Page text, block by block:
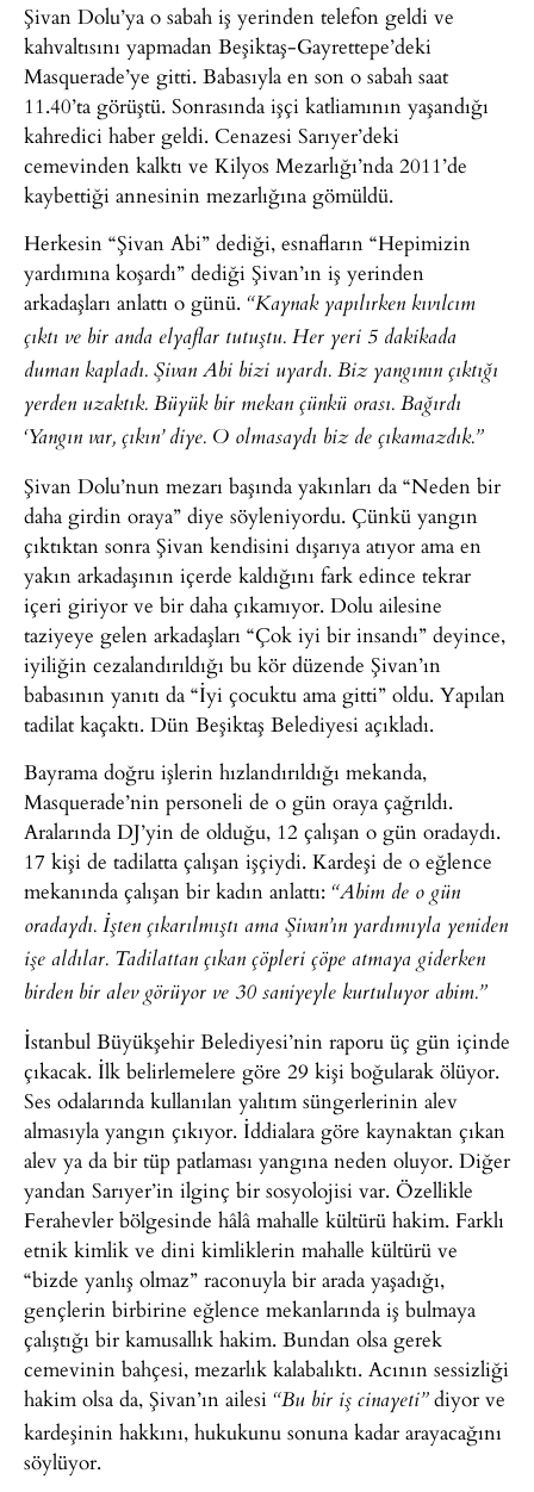
Şivan Dolu’ya o sabah iş yerinden telefon geldi ve
kahvaltısını yapmadan Beşiktaş-Gayrettepe’deki
Masquerade’ye gitti. Babasıyla en son o sabah saat
11.40’ta görüştü. Sonrasında işçi katliamının yaşandığı
kahredici haber geldi. Cenazesi Sarıyer’deki
cemevinden kalktı ve Kilyos Mezarlığı’nda 2011’de
kaybettiği annesinin mezarlığına gömüldü.
Herkesin “Şivan Abi” dediği, esnafların “Hepimizin
yardımına koşardı” dediği Şivan’ın iş yerinden
arkadaşları anlattı o günü. “Kaynak yapılırken kıvılcım
çıktı ve bir anda elyaflar tutuştu. Her yeri 5 dakikada
duman kapladı. Şivan Abi bizi uyardı. Biz yangının çıktığı
yerden uzaktık. Büyük bir mekan çünkü orası. Bağırdı
‘Yangın var, çıkın’ diye. O olmasaydı biz de çıkamazdık.”
Şivan Dolu’nun mezarı başında yakınları da “Neden bir
daha girdin oraya” diye söyleniyordu. Çünkü yangın
çıktıktan sonra Şivan kendisini dışarıya atıyor ama en
yakın arkadaşının içerde kaldığını fark edince tekrar
içeri giriyor ve bir daha çıkamıyor. Dolu ailesine
taziyeye gelen arkadaşları “Çok iyi bir insandı” deyince,
iyiliğin cezalandırıldığı bu kör düzende Şivan’ın
babasının yanıtı da “İyi çocuktu ama gitti” oldu. Yapılan
tadilat kaçaktı. Dün Beşiktaş Belediyesi açıkladı.
Bayrama doğru işlerin hızlandırıldığı mekanda,
Masquerade’nin personeli de o gün oraya çağrıldı.
Aralarında DJ’yin de olduğu, 12 çalışan o gün oradaydı.
17 kişi de tadilatta çalışan işçiydi. Kardeşi de o eğlence
mekanında çalışan bir kadın anlattı: “Abim de o gün
oradaydı. İşten çıkarılmıştı ama Şivan’ın yardımıyla yeniden
işe aldılar. Tadilattan çıkan çöpleri çöpe atmaya giderken
birden bir alev görüyor ve 30 saniyeyle kurtuluyor abim.”
İstanbul Büyükşehir Belediyesi’nin raporu üç gün içinde
çıkacak. İlk belirlemelere göre 29 kişi boğularak ölüyor.
Ses odalarında kullanılan yalıtım süngerlerinin alev
almasıyla yangın çıkıyor. İddialara göre kaynaktan çıkan
alev ya da bir tüp patlaması yangına neden oluyor. Diğer
yandan Sarıyer’in ilginç bir sosyolojisi var. Özellikle
Ferahevler bölgesinde hâlâ mahalle kültürü hakim. Farklı
etnik kimlik ve dini kimliklerin mahalle kültürü ve
“bizde yanlış olmaz” raconuyla bir arada yaşadığı,
gençlerin birbirine eğlence mekanlarında iş bulmaya
çalıştığı bir kamusallık hakim. Bundan olsa gerek
cemevinin bahçesi, mezarlık kalabalıktı. Acının sessizliği
hakim olsa da, Şivan’ın ailesi “Bu bir iş cinayeti”diyor ve
kardeşinin hakkını, hukukunu sonuna kadar arayacağını
söylüyor.